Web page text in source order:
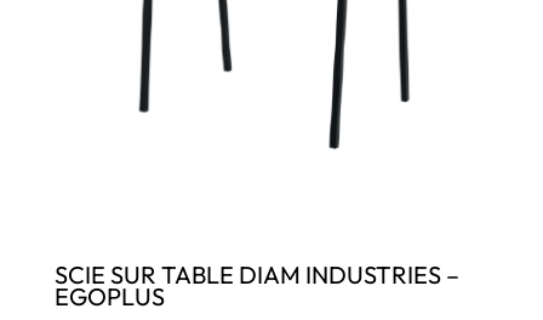
SCIE SUR TABLE DIAM INDUSTRIES –
EGOPLUS